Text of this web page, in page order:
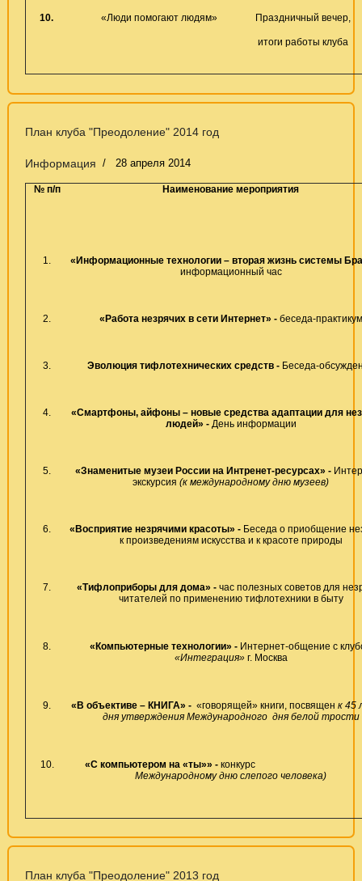
10. «Люди помогают людям» Праздничный вечер,
итоги работы клуба
План клуба "Преодоление" 2014 год
Информация 28 апреля 2014
№ п/п Наименование мероприятия
1.
«Информационные технологии – вторая жизнь системы
информационный час
2. «Работа незрячих в сети Интернет» - беседа-практикум
3. Эволюция тифлотехнических средств - Беседа-
4.
«Смартфоны, айфоны – новые средства адаптации для
людей» - День информации
5. «Знаменитые музеи России на Интренет-ресурсах» -
экскурсия (к международному дню музеев)
6. «Восприятие незрячими красоты» - Беседа о приобщение
к произведениям искусства и к красоте природы
7. «Тифлоприборы для дома» - час полезных советов для
читателей по применению тифлотехники в быту
8. «Компьютерные технологии» - Интернет-общение с
«Интеграция»г. Москва
9. «В объективе – КНИГА» - «говорящей» книги, посвящен к 45
дня утверждения Международного дня белой трости
10. «С компьютером на «ты»» - конкурс
Международному дню слепого человека)
План клуба "Преодоление" 2013 год